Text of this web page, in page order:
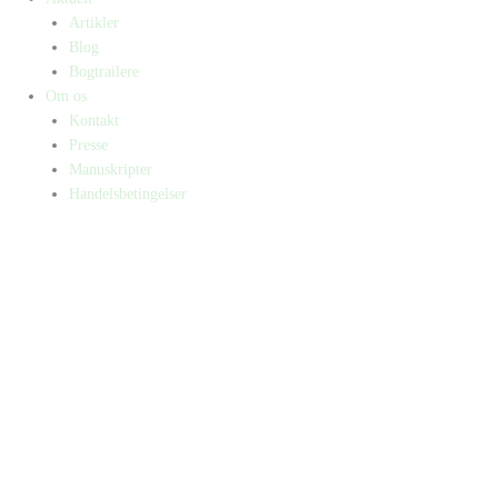
Artikler
Blog
Bogtrailere
Om os
Kontakt
Presse
Manuskripter
Handelsbetingelser